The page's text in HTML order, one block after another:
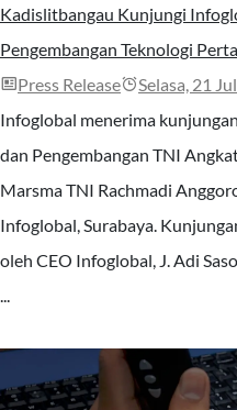
Kadislitbangau Kunjungi
Pengembangan Teknologi
Press Release
Selasa, 21
Infoglobal menerima
dan Pengembangan TNI
Marsma TNI Rachmadi
Infoglobal, Surabaya.
oleh CEO Infoglobal, J. Adi